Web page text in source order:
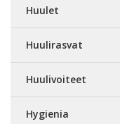
Huulet
Huulirasvat
Huulivoiteet
Hygienia